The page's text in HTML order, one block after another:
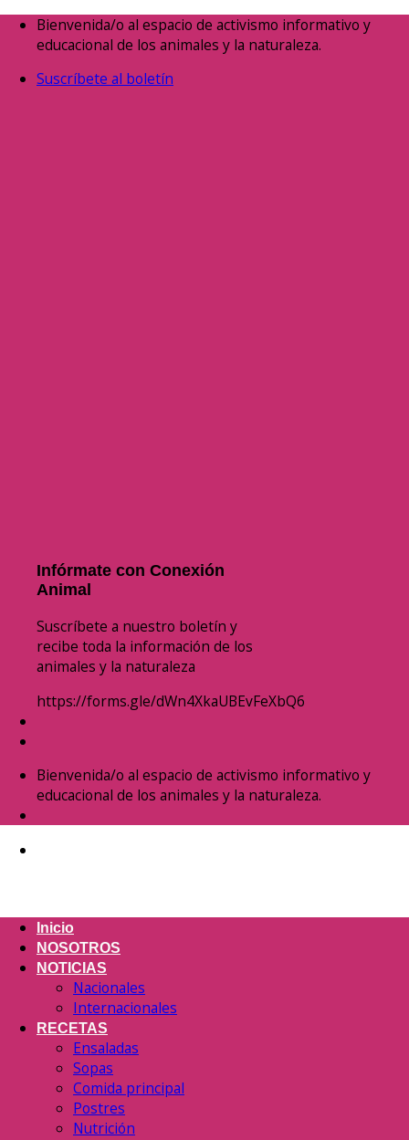
Saltar Bienvenida/o al espacio de activismo informativo y
educacional de los animales y la naturaleza.
Suscríbete al boletín
Infórmate con Conexión
Animal
Suscríbete a nuestro boletín y
recibe toda la información de los
animales y la naturaleza
https://forms.gle/dWn4XkaUBEvFeXbQ6
Bienvenida/o al espacio de activismo informativo y
educacional de los animales y la naturaleza.
Inicio
NOSOTROS
NOTICIAS
Nacionales
Internacionales
RECETAS
Ensaladas
Sopas
Comida principal
Postres
Nutrición